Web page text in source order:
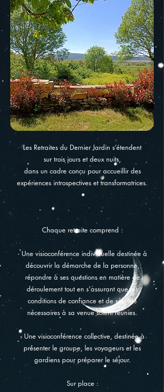
Les Retraites du Dernier Jardin s’étendent
sur trois jours et deux nuits,
dans un cadre conçu pour accueillir des
expériences introspectives et transformatrices.
Chaque retraite comprend :
- Une visioconférence individuelle destinée à
découvrir la démarche de la personne,
répondre à ses questions en matière de
déroulement tout en s'assurant que les
conditions de confiance et de sécurité
nécessaires à sa venue soient réunies.
- Une visioconférence collective, destinée à
présenter le groupe, les voyageurs et les
gardiens pour préparer le séjour.
Sur place :